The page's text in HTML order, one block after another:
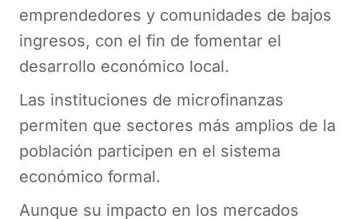
emprendedores y comunidades de bajos
ingresos, con el fin de fomentar el
desarrollo económico local.
Las instituciones de microfinanzas
permiten que sectores más amplios de la
población participen en el sistema
económico formal.
Aunque su impacto en los mercados